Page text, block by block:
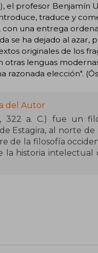
el profesor Benjamín
traduce y
una entrega
se ha dejado al azar,
originales de los
otras lenguas
elección".
del Autor
322 a. C.) fue un
Estagira, al norte de
de la filosofía
historia intelectual